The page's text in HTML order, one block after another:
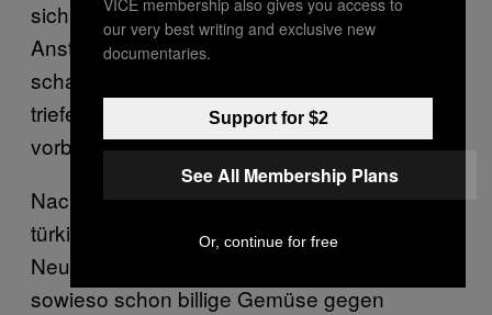
sich welche. Immerhin hatten ein paar den
Anstand, verschämt auf den Boden zu
schauen, wenn sie mit ihrem vor Fett
triefenden Brötchen an meinem Tisch
vorbeikamen.
Nachmittags fuhr ich erstmal auf den
türkischen Markt am Maybachufer in
Neukölln, weil ich gehört hatte, dass das
sowieso schon billige Gemüse gegen
our very best writing and exclusive new
documentaries.
Support for $2
See All Membership Plans
Or, continue for free